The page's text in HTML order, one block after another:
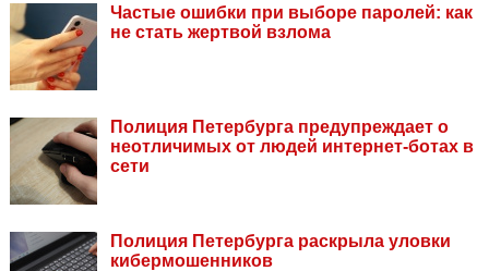
Частые ошибки при выборе паролей: как
не стать жертвой взлома
Полиция Петербурга предупреждает о
неотличимых от людей интернет-ботах в
сети
Полиция Петербурга раскрыла уловки
кибермошенников